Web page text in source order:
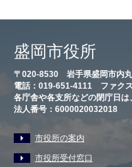
盛岡市役所
〒020-8530 岩手県盛岡市内
電話：019-651-4111 ファク
各庁舎や各支所などの閉庁日は
法人番号：6000020032018
市役所の案内
市役所受付窓口